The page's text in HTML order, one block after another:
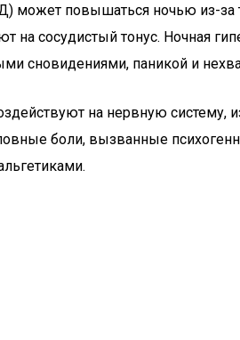
может повышаться ночью из-
сосудистый тонус. Ночная
сновидениями, паникой и
на нервную
боли, вызванные